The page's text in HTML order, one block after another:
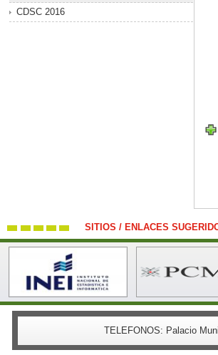
CDSC 2016
SITIOS / ENLACES
TELEFONOS: Palacio